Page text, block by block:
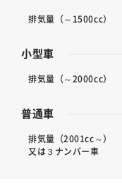
排気量（～1500cc）
小型車
排気量（～2000cc）
普通車
排気量（2001cc～）
又は３ナンバー車